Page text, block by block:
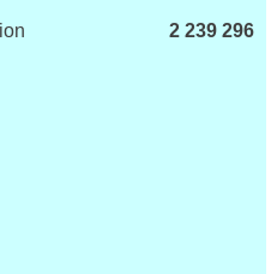
2 239 296